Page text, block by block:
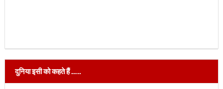
दुनिया इसी को कहते हैं …..